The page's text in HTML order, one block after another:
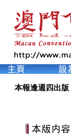
本報逢週四出版